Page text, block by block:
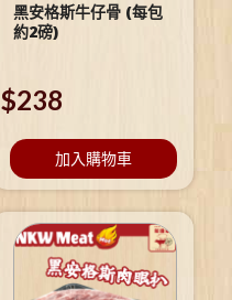
黑安格斯牛仔骨 (每包
約2磅)
$238
加入購物車